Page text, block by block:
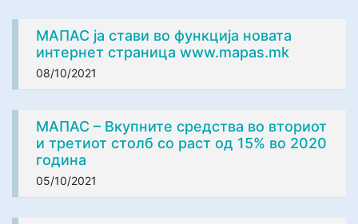
МАПАС ја стави во функција новата
интернет страница www.mapas.mk
08/10/2021
МАПАС – Вкупните средства во вториот
и третиот столб со раст од 15% во 2020
година
05/10/2021